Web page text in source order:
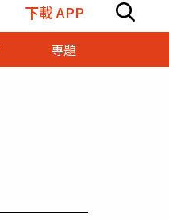
下載 APP
專題